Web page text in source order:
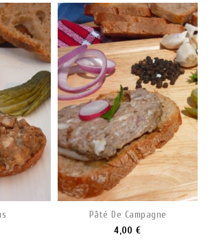
Pâté De Campagne
4,00 €